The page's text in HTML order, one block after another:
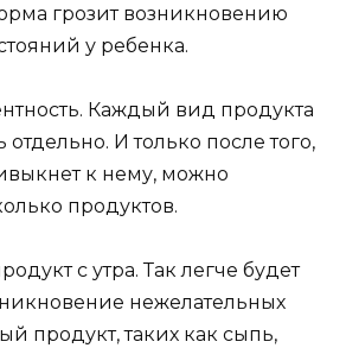
грозит возникновению
у ребенка.
Каждый вид продукта
отдельно. И только после того,
к нему, можно
продуктов.
с утра. Так легче будет
нежелательных
продукт, таких как сыпь,